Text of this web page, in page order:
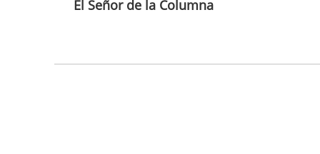
El Señor de la Columna